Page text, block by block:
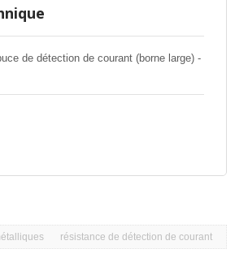
de détection de courant (borne large) -
résistance de détection de courant